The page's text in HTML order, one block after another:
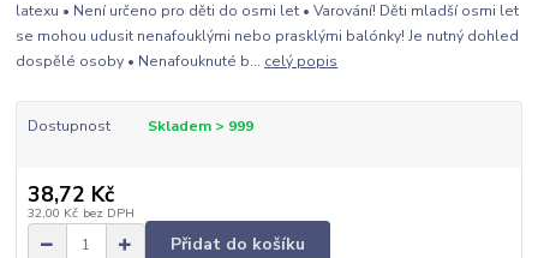
latexu • Není určeno pro děti do osmi let • Varování! Děti mladší osmi let
se mohou udusit nenafouklými nebo prasklými balónky! Je nutný dohled
dospělé osoby • Nenafouknuté b... celý popis
Dostupnost Skladem > 999
38,72 Kč
32,00 Kč bez DPH
Přidat do košíku